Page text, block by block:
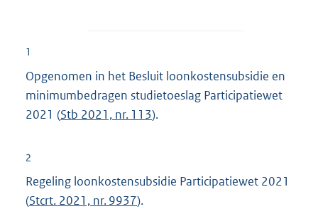
1
Opgenomen in het Besluit loonkostensubsidie en
minimumbedragen studietoeslag Participatiewet
2021 (Stb 2021, nr. 113).
2
Regeling loonkostensubsidie Participatiewet 2021
(Stcrt. 2021, nr. 9937).